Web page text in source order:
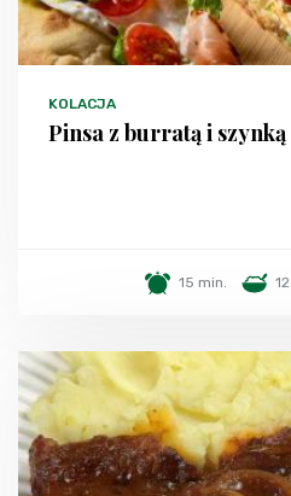
KOLACJA
Pinsa z burratą i
15 min.